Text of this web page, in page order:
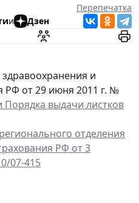
Перепечатка
и Дзен
и
РФ от 29 июня 2011 г. №
выдачи листков
отделения
РФ от 3
07-415